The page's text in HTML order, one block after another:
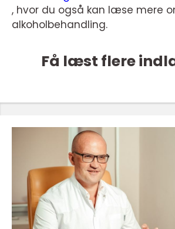
, hvor du også kan læse mere
alkoholbehandling.
Få læst flere